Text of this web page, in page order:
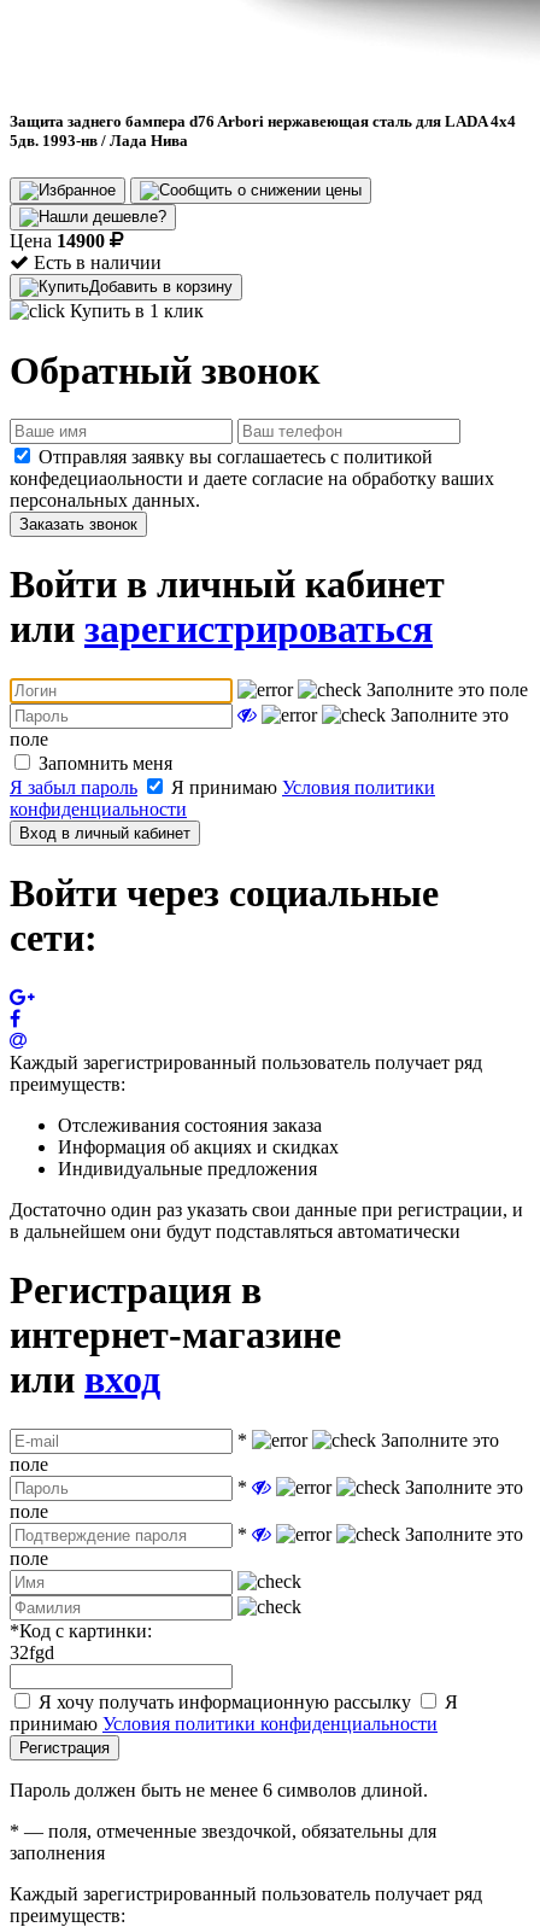
Защита заднего бампера d76 Arbori нержавеющая сталь для LADA 4х4
5дв. 1993-нв / Лада Нива
Цена 14900
Есть в наличии
Добавить в корзину
Купить в 1 клик
Обратный звонок
Отправляя заявку вы соглашаетесь с политикой
конфедециаольности и даете согласие на обработку ваших
персональных данных.
Заказать звонок
Войти в личный кабинет
или зарегистрироваться
Заполните это поле
Заполните это
поле
Запомнить меня
Я забыл пароль
Я принимаю Условия политики
конфиденциальности
Вход в личный кабинет
Войти через социальные
сети:
Каждый зарегистрированный пользователь получает ряд
преимуществ:
Отслеживания состояния заказа
Информация об акциях и скидках
Индивидуальные предложения
Достаточно один раз указать свои данные при регистрации, и
в дальнейшем они будут подставляться автоматически
Регистрация в
интернет-магазине
или вход
*
Заполните это
поле
*
Заполните это
поле
*
Заполните это
поле
*Код с картинки:
32fgd
Я хочу получать информационную рассылку
Я
принимаю Условия политики конфиденциальности
Регистрация
Пароль должен быть не менее 6 символов длиной.
* — поля, отмеченные звездочкой, обязательны для
заполнения
Каждый зарегистрированный пользователь получает ряд
преимуществ: